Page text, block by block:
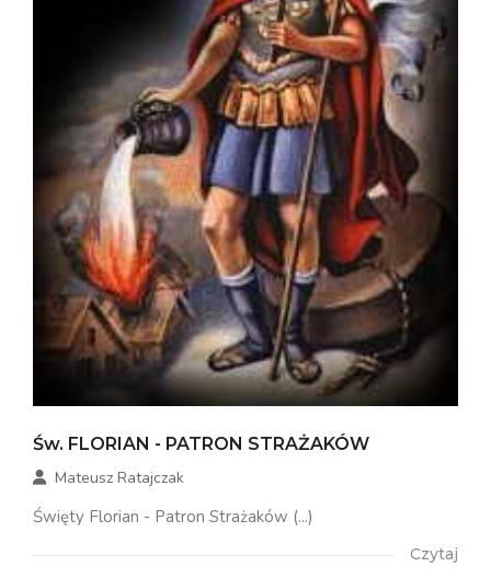
Św. FLORIAN - PATRON STRAŻAKÓW
Mateusz Ratajczak
Święty Florian - Patron Strażaków (...)
Czytaj